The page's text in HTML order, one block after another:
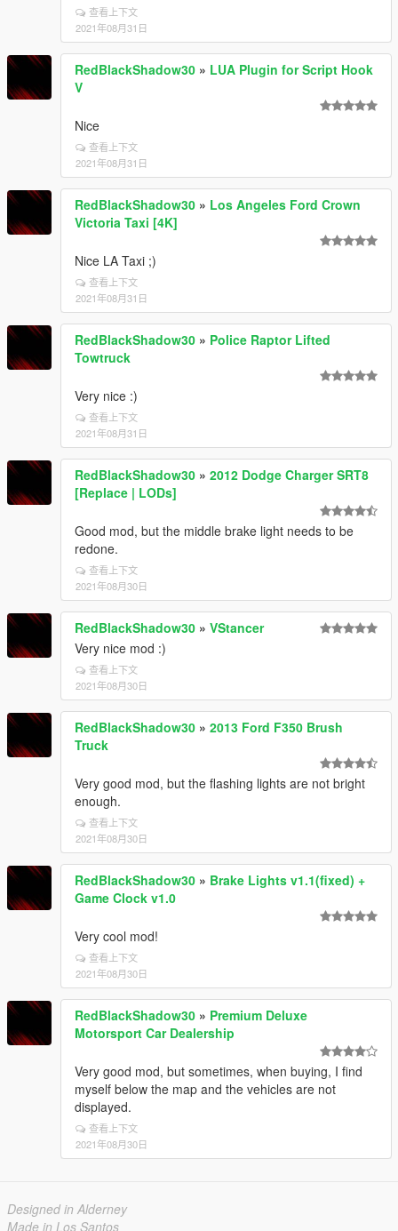
查看上下文
2021年08月31日
RedBlackShadow30 » LUA Plugin for Script Hook
V
Nice
查看上下文
2021年08月31日
RedBlackShadow30 » Los Angeles Ford Crown
Victoria Taxi [4K]
Nice LA Taxi ;)
查看上下文
2021年08月31日
RedBlackShadow30 » Police Raptor Lifted
Towtruck
Very nice :)
查看上下文
2021年08月31日
RedBlackShadow30 » 2012 Dodge Charger SRT8
[Replace | LODs]
Good mod, but the middle brake light needs to be
redone.
查看上下文
2021年08月30日
RedBlackShadow30 » VStancer
Very nice mod :)
查看上下文
2021年08月30日
RedBlackShadow30 » 2013 Ford F350 Brush
Truck
Very good mod, but the flashing lights are not bright
enough.
查看上下文
2021年08月30日
RedBlackShadow30 » Brake Lights v1.1(fixed) +
Game Clock v1.0
Very cool mod!
查看上下文
2021年08月30日
RedBlackShadow30 » Premium Deluxe
Motorsport Car Dealership
Very good mod, but sometimes, when buying, I find
myself below the map and the vehicles are not
displayed.
查看上下文
2021年08月30日
Designed in Alderney
Made in Los Santos